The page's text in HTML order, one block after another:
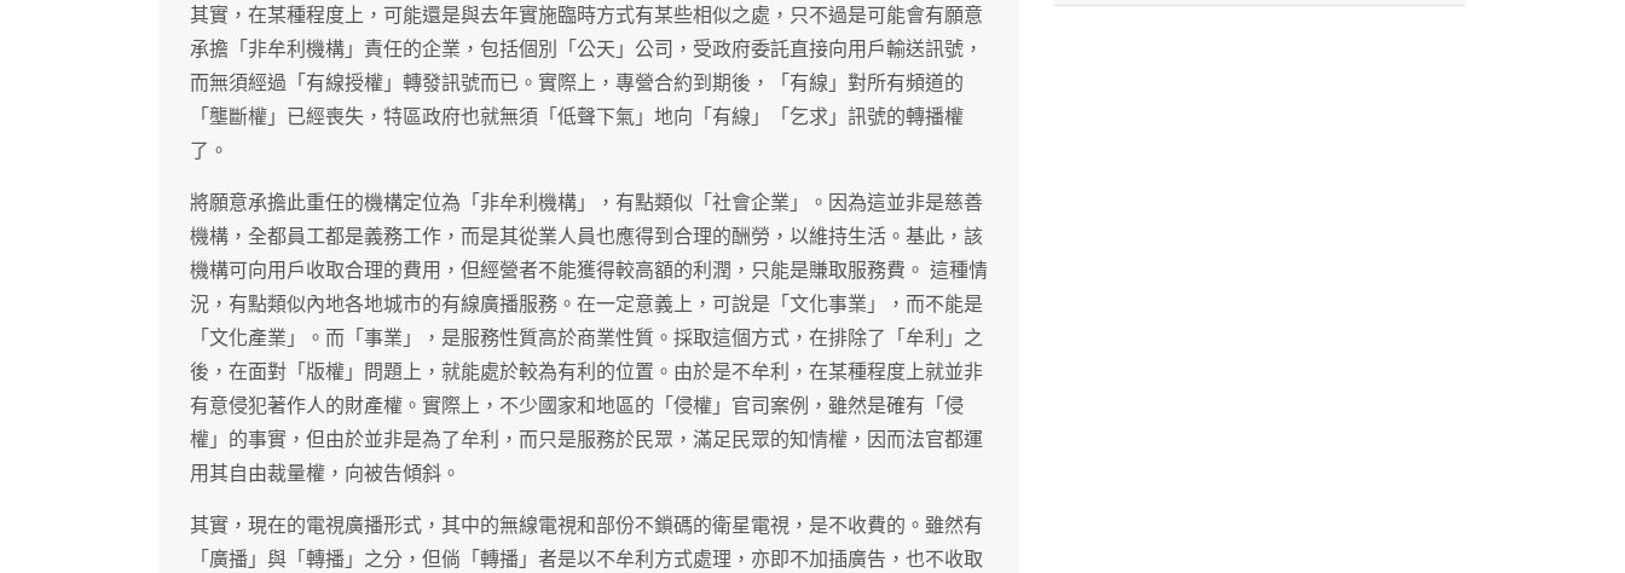
其實，在某種程度上，可能還是與去年實施臨時方式有某些相似之處，只不過是可能會有願意
承擔「非牟利機構」責任的企業，包括個別「公天」公司，受政府委託直接向用戶輸送訊號，
而無須經過「有線授權」轉發訊號而已。實際上，專營合約到期後，「有線」對所有頻道的
「壟斷權」已經喪失，特區政府也就無須「低聲下氣」地向「有線」「乞求」訊號的轉播權
了。
將願意承擔此重任的機構定位為「非牟利機構」，有點類似「社會企業」。因為這並非是慈善
機構，全都員工都是義務工作，而是其從業人員也應得到合理的酬勞，以維持生活。基此，該
機構可向用戶收取合理的費用，但經營者不能獲得較高額的利潤，只能是賺取服務費。 這種情
況，有點類似內地各地城市的有線廣播服務。在一定意義上，可說是「文化事業」，而不能是
「文化產業」。而「事業」，是服務性質高於商業性質。採取這個方式，在排除了「牟利」之
後，在面對「版權」問題上，就能處於較為有利的位置。由於是不牟利，在某種程度上就並非
有意侵犯著作人的財產權。實際上，不少國家和地區的「侵權」官司案例，雖然是確有「侵
權」的事實，但由於並非是為了牟利，而只是服務於民眾，滿足民眾的知情權，因而法官都運
用其自由裁量權，向被告傾斜。
其實，現在的電視廣播形式，其中的無線電視和部份不鎖碼的衛星電視，是不收費的。雖然有
「廣播」與「轉播」之分，但倘「轉播」者是以不牟利方式處理，亦即不加插廣告，也不收取